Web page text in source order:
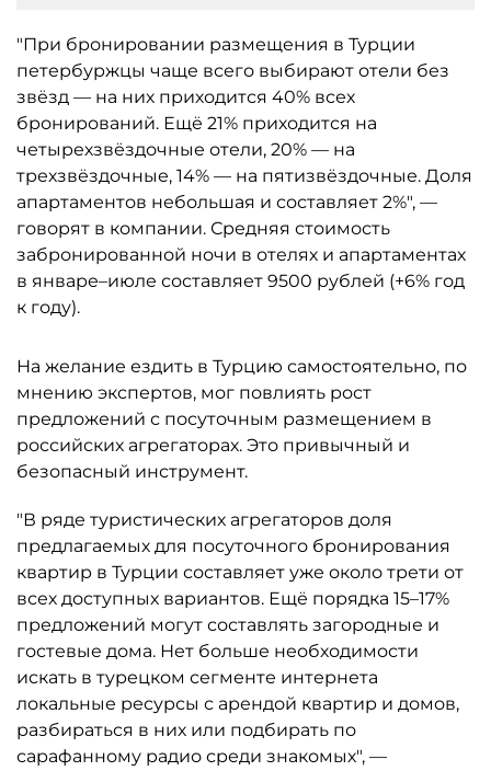
"При бронировании размещения в Турции
петербуржцы чаще всего выбирают отели без
звёзд — на них приходится 40% всех
бронирований. Ещё 21% приходится на
четырехзвёздочные отели, 20% — на
трехзвёздочные, 14% — на пятизвёздочные. Доля
апартаментов небольшая и составляет 2%", —
говорят в компании. Средняя стоимость
забронированной ночи в отелях и апартаментах
в январе–июле составляет 9500 рублей (+6% год
к году).
На желание ездить в Турцию самостоятельно, по
мнению экспертов, мог повлиять рост
предложений с посуточным размещением в
российских агрегаторах. Это привычный и
безопасный инструмент.
"В ряде туристических агрегаторов доля
предлагаемых для посуточного бронирования
квартир в Турции составляет уже около трети от
всех доступных вариантов. Ещё порядка 15–17%
предложений могут составлять загородные и
гостевые дома. Нет больше необходимости
искать в турецком сегменте интернета
локальные ресурсы с арендой квартир и домов,
разбираться в них или подбирать по
сарафанному радио среди знакомых", —